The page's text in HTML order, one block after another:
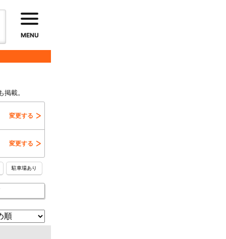
MENU
載。
変更する
変更する
駐車場あり